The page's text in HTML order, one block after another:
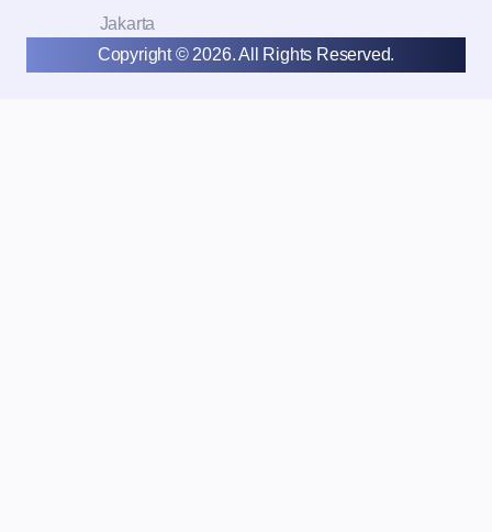
Jakarta
Copyright © 2026. All Rights Reserved.